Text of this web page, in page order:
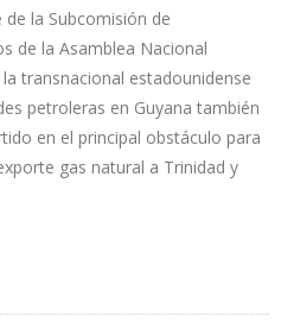
de la Subcomisión de
de la Asamblea Nacional
transnacional estadounidense
petroleras en Guyana también
en el principal obstáculo para
gas natural a Trinidad y